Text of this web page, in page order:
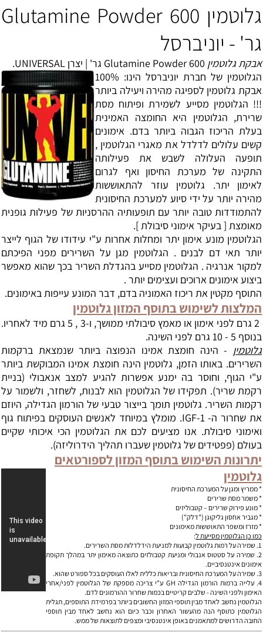
גלוטמין Glutamine Powder 600
גר' - יוניברסל
אבקת גלוטמין
הגלוטמין של חברת יוניברסל הינו: 100%
אבקת גלוטמין לספיגה מהירה ויעילה ביותר
!!! הגלוטמין מסייע לשמירת ופיתוח מסת
שרירת, הגלוטמין היא החומצה האמינית
בעלת הריכוז הגבוה ביותר בדם. אימונים
קשים עלולים לדלדל את מאגרי הגלוטמין ,
תופעה העלולה לשבש את פעילותה
התקינה של מערכת החיסון ואף לגרום
לאימון יתר. גלוטמין עוזר להתאוששות
מהירה יותר על ידי סיוע למערכת החיסונית
להתמודדות טובה יותר עם תופעותיה ההרסניות של פעילות גופנית
מאומצת [ בעיקר אימוני סיבולת ].
הגלוטמין מונע אימון יתר ומחלות אחרות ע"י עידודו של הגוף לייצר
יותר תאי דם לבנים . הגלוטמין מגן על השרירים מפני הפיכתם
למקור אנרגיה . הגלוטמין מסייע בהגדלת השריר בכך שהוא מאפשר
ביצוע אימונים ארוכים ועצימים יותר .
התוסף מקטין את ריכוז האמוניה בדם, דבר המונע עייפות באימונים.
המלצות לשימוש בתוסף המזון גלוטמין
2 גרם לפני אימון או מאמץ סיבולתי ממושך, ו-3 , 5 גרם מיד לאחריו.
בנוסף 5 - 10 גרם לפני השינה.
גלוטמין - הינה חומצת אמינו הנפוצה ביותר שנמצאת ברקמות
השרירים. באותו הזמן, גלוטמין הינה חומצת אמינו המבוקשת ביותר
ע"י הגוף, וחוסר בה ימנע אפשרות להגיע למצב אנאבולי (בניית
רקמת שריר). תפקידו של הגלוטמין הוא לבנות, לשחזר, ולשמור על
רקמות השריר. גלוטמין תומך בייצור טבעי של הורמון הגדילה, היוזם
את שחרור ה- IGF-1. מומלץ במיוחד לאנשים העוסקים בפיתוח גוף
ואימוני סיבולת. אנו מציעים לכם את הגלוטמין הכי איכותי שקיים
בעולם (פפטידים של גלוטמין שעברו תהליך הידרוליזה).
יתרונות השימוש בתוסף המזון לספורטאים
גלוטמין
* ממריץ ומגן על המערכת החיסונית
* משמר מסת שרירים
* מונע פירוק שרירים –קטבוליזים
* מגביר אחסוןגליקוגן("דלק")
* מזרז ומשפר התאוששות מאימונים
כמו כן הגלוטמין מסייעת ל:
1. שמירה על רמות גלוטמין קבועות למניעת הידלדלות מסת השרירים.
2. שמירה על סטטוס אנבולי ומניעת קטבולזים כתוצאה מאימון יתר במהלך תקופת
אימונים אינטנסיביים.
3. שמירה על המערכת החיסונית ובריאות כללית לאלו העוסקים בכל ספורט שהוא.
4. עלייה ברמות
הורמון הגדילה
GH ע"י צריכה מספקת של הגלוטמין לפני/אחרי
האימון ולפני השינה - שלבים קריטיים בכמות שחרור ההורמונים לדם.
הגלוטמין נחשב לאחד מבין תוספי המזון החשובים ביותר בפרמידת התוספים, תגלית
הגלוטמין כתוסף הנה מהעשור האחרון וכבר כיום הוא נחשב לאחד מבין תוספי
החובה הדרושים למתאמנים באופן אינטנסיבי ומצפים לתוצאות של ממש.